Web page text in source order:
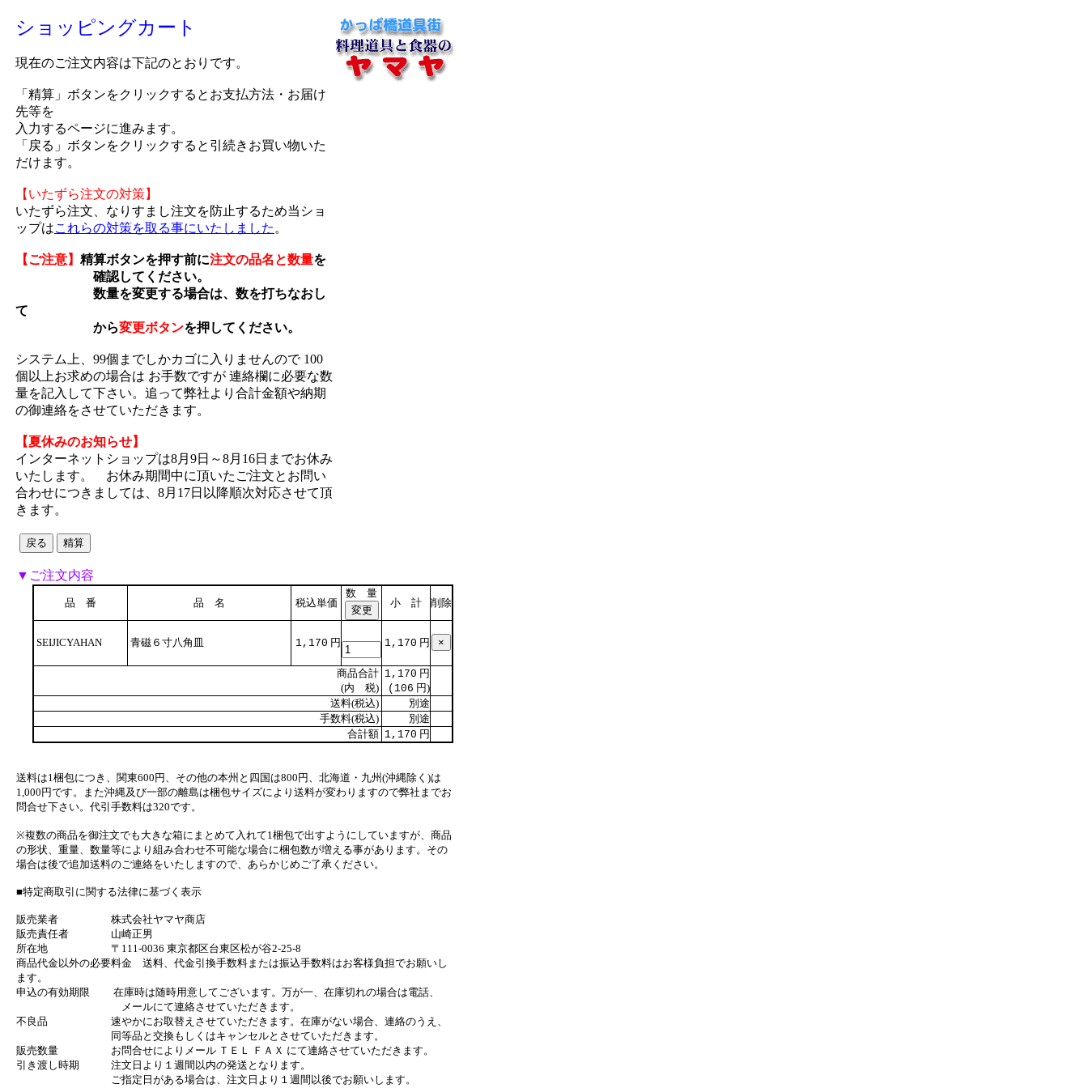
ショッピングカート
現在のご注文内容は下記のとおりです。
「精算」ボタンをクリックするとお支払方法・お届け
先等を
入力するページに進みます。
「戻る」ボタンをクリックすると引続きお買い物いた
だけます。
【いたずら注文の対策】
いたずら注文、なりすまし注文を防止するため当ショ
ップはこれらの対策を取る事にいたしました 。
【ご注意】 精算ボタンを押す前に注文の品名と数量を
確認してください。
数量を変更する場合は、数を打ちなおし
て
から変更ボタンを押してください。
システム上、99個までしかカゴに入りませんので 100
個以上お求めの場合は お手数ですが 連絡欄に必要な数
量を記入して下さい。追って弊社より合計金額や納期
の御連絡をさせていただきます。
【夏休みのお知らせ】
インターネットショップは8月9日～8月16日までお休み
いたします。 お休み期間中に頂いたご注文とお問い
合わせにつきましては、8月17日以降順次対応させて頂
きます。
▼ご注文内容
品 番 品 名 税込単価
数 量
小 計
削除
SEIJICYAHAN 青磁６寸八角皿 1,170 円 1,170 円
商品合計
(内 税)
1,170 円
(106 円)
送料(税込)
別途
手数料(税込)
別途
合計額 1,170 円
送料は1梱包につき、関東600円、その他の本州と四国は800円、北海道・九州(沖縄除く)は
1,000円です。また沖縄及び一部の離島は梱包サイズにより送料が変わりますので弊社までお
問合せ下さい。代引手数料は320です。
※複数の商品を御注文でも大きな箱にまとめて入れて1梱包で出すようにしていますが、商品
の形状、重量、数量等により組み合わせ不可能な場合に梱包数が増える事があります。その
場合は後で追加送料のご連絡をいたしますので、あらかじめご了承ください。
■特定商取引に関する法律に基づく表示
販売業者 株式会社ヤマヤ商店
販売責任者 山崎正男
所在地 〒111-0036 東京都区台東区松が谷2-25-8
商品代金以外の必要料金 送料、代金引換手数料または振込手数料はお客様負担でお願いし
ます。
申込の有効期限 在庫時は随時用意してございます。万が一、在庫切れの場合は電話、
メールにて連絡させていただきます。
不良品 速やかにお取替えさせていただきます。在庫がない場合、連絡のうえ、
同等品と交換もしくはキャンセルとさせていただきます。
販売数量 お問合せによりメール ＴＥＬ ＦＡＸ にて連絡させていただきます。
引き渡し時期 注文日より１週間以内の発送となります。
ご指定日がある場合は、注文日より１週間以後でお願いします。